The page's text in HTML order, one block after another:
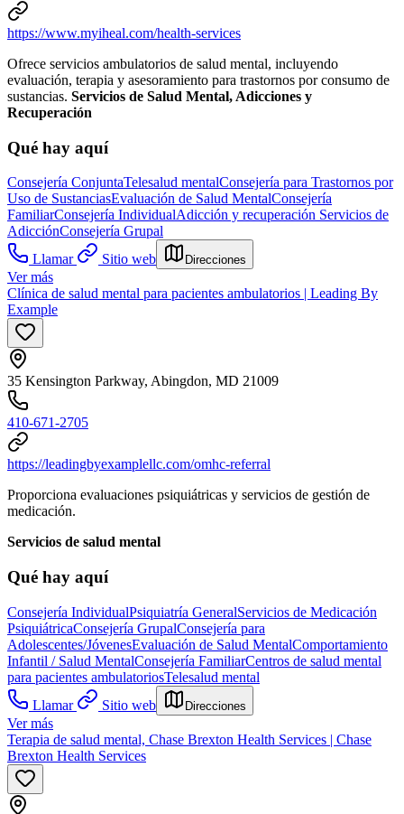
https://www.myiheal.com/health-services
Ofrece servicios ambulatorios de salud mental, incluyendo
evaluación, terapia y asesoramiento para trastornos por consumo de
sustancias. Servicios de Salud Mental, Adicciones y
Recuperación
Qué hay aquí
Consejería ConjuntaTelesalud mentalConsejería para Trastornos por
Uso de SustanciasEvaluación de Salud MentalConsejería
FamiliarConsejería IndividualAdicción y recuperación Servicios de
AdicciónConsejería Grupal
Llamar
Sitio web Direcciones
Ver más
Clínica de salud mental para pacientes ambulatorios | Leading By
Example
35 Kensington Parkway, Abingdon, MD 21009
410-671-2705
https://leadingbyexamplellc.com/omhc-referral
Proporciona evaluaciones psiquiátricas y servicios de gestión de
medicación.
Servicios de salud mental
Qué hay aquí
Consejería IndividualPsiquiatría GeneralServicios de Medicación
PsiquiátricaConsejería GrupalConsejería para
Adolescentes/JóvenesEvaluación de Salud MentalComportamiento
Infantil / Salud MentalConsejería FamiliarCentros de salud mental
para pacientes ambulatoriosTelesalud mental
Llamar
Sitio web Direcciones
Ver más
Terapia de salud mental, Chase Brexton Health Services | Chase
Brexton Health Services